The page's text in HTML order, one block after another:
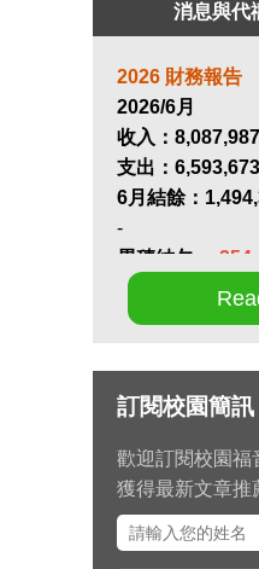
消息與代
2026 財務報告
2026/6月
收入：8,087,987
支出：6,593,673
6月結餘：
-
累積結欠：
-
第十七屆畢業
告。
九月 15 日至十
事左心泰牧師
安傳道、大學
訂閱校園簡訊
歡迎訂閱校園福
獲得最新文章推